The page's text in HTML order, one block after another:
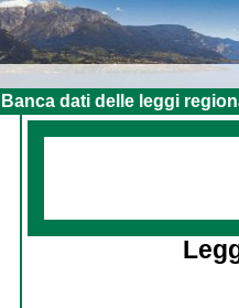
Banca dati delle leggi